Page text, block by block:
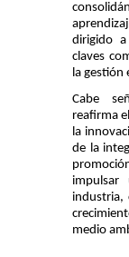
dirigido a
claves
la gestión
Cabe
reafirma
la
de la
impulsar
industria,
medio